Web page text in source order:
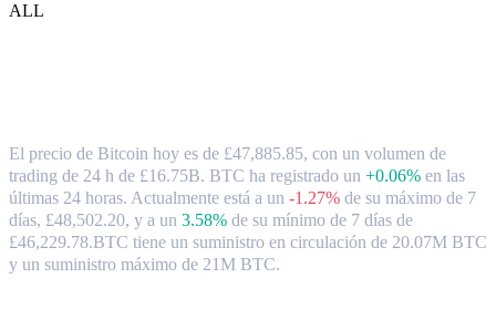
ALL
El precio de Bitcoin hoy es de £47,885.85, con un volumen de
trading de 24 h de £16.75B. BTC ha registrado un +0.06% en las
últimas 24 horas. Actualmente está a un -1.27% de su máximo de 7
días, £48,502.20, y a un 3.58% de su mínimo de 7 días de
£46,229.78.BTC tiene un suministro en circulación de 20.07M BTC
y un suministro máximo de 21M BTC.